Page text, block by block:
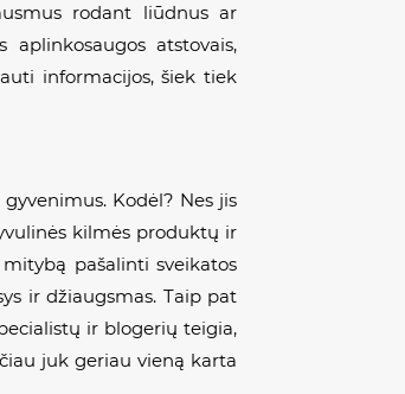
rodant liūdnus ar
atstovais,
informacijos, šiek tiek
Kodėl? Nes jis
kilmės produktų ir
pašalinti sveikatos
ir džiaugsmas. Taip pat
ir blogerių teigia,
juk geriau vieną karta